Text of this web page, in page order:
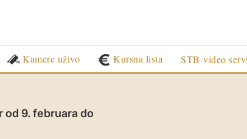
Kamere uživo Kursna lista STB-video
od 9. februara do